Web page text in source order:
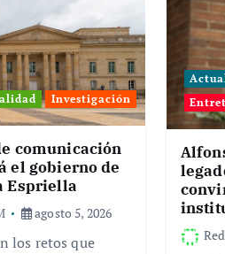
Investigación
comunicación
el gobierno de
Espriella
agosto 5, 2026
los retos que